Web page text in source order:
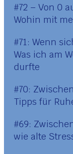
#72 – Von 0
Wohin mit
#71: Wenn
Was ich am
durfte
#70:
Tipps für
#69:
wie alte